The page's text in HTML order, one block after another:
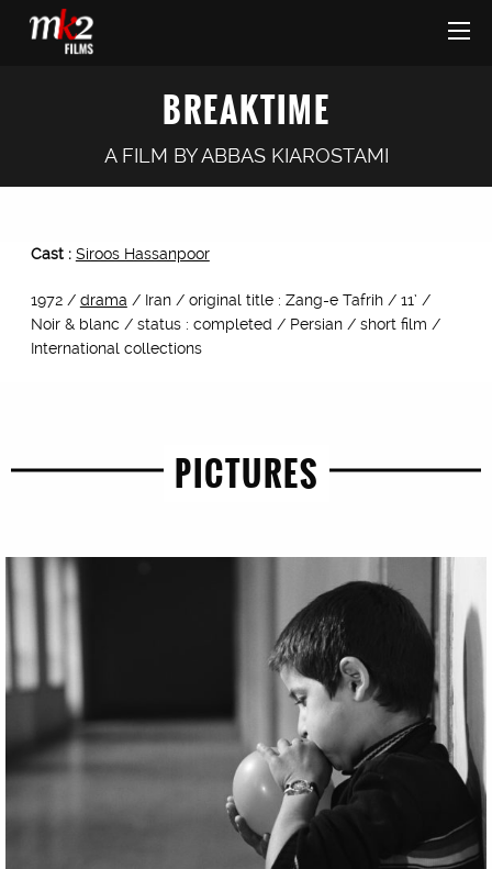
BREAKTIME
A FILM BYABBAS KIAROSTAMI
Cast : Siroos Hassanpoor
1972 / drama / Iran / original title : Zang-e Tafrih / 11’ /
Noir & blanc / status : completed / Persian / short film /
International collections
PICTURES